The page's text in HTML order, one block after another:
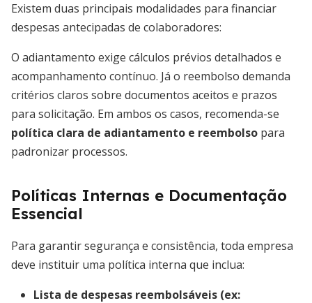
Existem duas principais modalidades para financiar
despesas antecipadas de colaboradores:
O adiantamento exige cálculos prévios detalhados e
acompanhamento contínuo. Já o reembolso demanda
critérios claros sobre documentos aceitos e prazos
para solicitação. Em ambos os casos, recomenda-se
política clara de adiantamento e reembolso para
padronizar processos.
Políticas Internas e Documentação
Essencial
Para garantir segurança e consistência, toda empresa
deve instituir uma política interna que inclua:
Lista de despesas reembolsáveis (ex: